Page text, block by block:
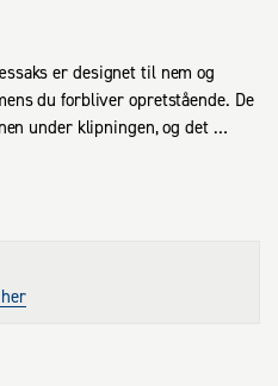
er designet til nem og
du forbliver opretstående. De
under klipningen, og det
både brugerens højde og
enhånds sikkerhedslås for sikker
år.